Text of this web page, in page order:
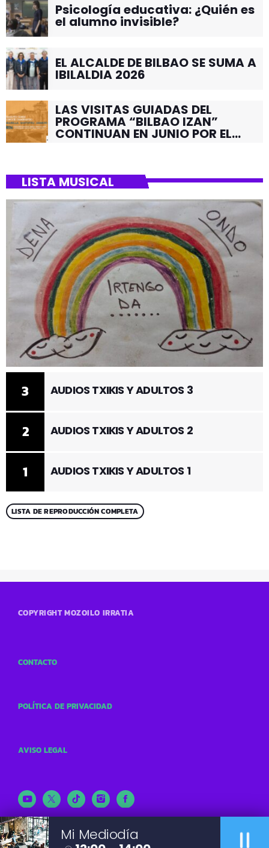
Psicología educativa: ¿Quién es
el alumno invisible?
EL ALCALDE DE BILBAO SE SUMA A
IBILALDIA 2026
LAS VISITAS GUIADAS DEL
PROGRAMA “BILBAO IZAN”
CONTINUAN EN JUNIO POR EL
LISTA MUSICAL
1 AUDIOS TXIKIS Y ADULTOS 1
2 AUDIOS TXIKIS Y ADULTOS 2
3 AUDIOS TXIKIS Y ADULTOS 3
LISTA DE REPRODUCCIÓN COMPLETA
Mi Mediodía pause
COPYRIGHT MOZOILO IRRATIA
CONTACTO
POLÍTICA DE PRIVACIDAD
AVISO LEGAL